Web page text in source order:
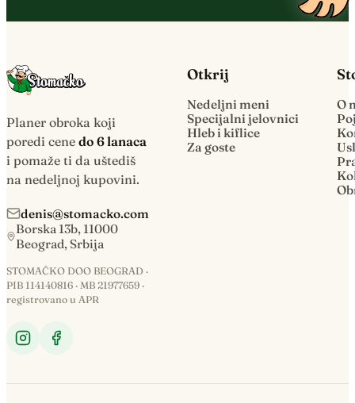
Planer obroka koji
poredi cene do 6 lanaca
i pomaže ti da uštediš
na nedeljnoj kupovini.
denis@stomacko.com
Borska 13b, 11000
Beograd, Srbija
STOMAČKO DOO BEOGRAD ·
PIB 114140816 · MB 21977659 ·
registrovano u APR
Otkrij
Nedeljni meni
Specijalni jelovnici
Hleb i kiflice
Za goste
O